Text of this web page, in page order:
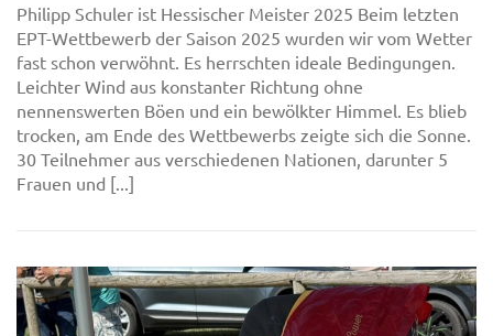
Philipp Schuler ist Hessischer Meister 2025 Beim letzten
EPT-Wettbewerb der Saison 2025 wurden wir vom Wetter
fast schon verwöhnt. Es herrschten ideale Bedingungen.
Leichter Wind aus konstanter Richtung ohne
nennenswerten Böen und ein bewölkter Himmel. Es blieb
trocken, am Ende des Wettbewerbs zeigte sich die Sonne.
30 Teilnehmer aus verschiedenen Nationen, darunter 5
Frauen und [...]